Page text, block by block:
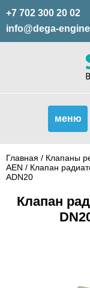
+7 702 300 20 02
info@dega-
меню
Главная / Клапаны
AЕN / Клапан
ADN20
Клапан